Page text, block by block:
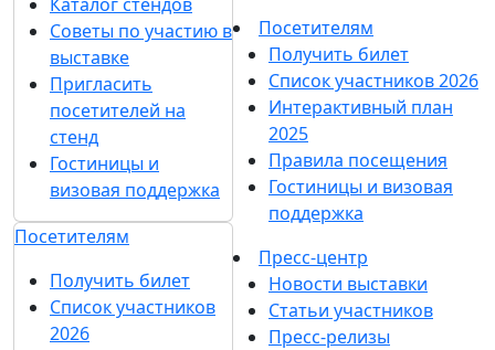
Советы по участию в
выставке
Пригласить
посетителей на
стенд
Гостиницы и
визовая поддержка
Посетителям
Получить билет
Список участников
2026
Посетителям
Получить билет
Список участников 2026
Интерактивный план
2025
Правила посещения
Гостиницы и визовая
поддержка
Пресс-центр
Новости выставки
Статьи участников
Пресс-релизы